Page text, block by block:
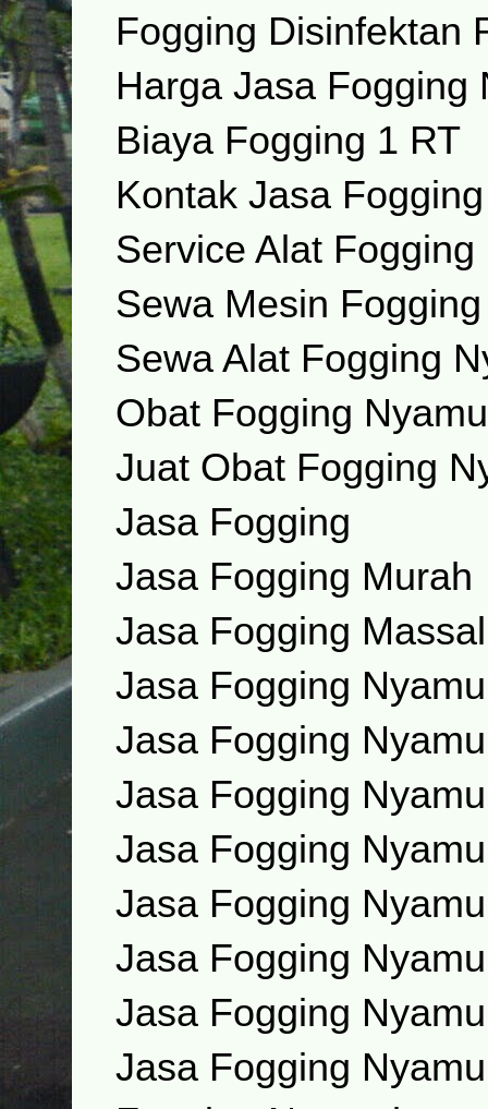
Fogging Disinfektan
Harga Jasa Fogging
Biaya Fogging 1 RT
Kontak Jasa
Service Alat Fogging
Sewa Mesin
Sewa Alat Fogging
Obat Fogging
Juat Obat Fogging
Jasa Fogging
Jasa Fogging Murah
Jasa Fogging
Jasa Fogging
Jasa Fogging
Jasa Fogging
Jasa Fogging
Jasa Fogging
Jasa Fogging
Jasa Fogging
Jasa Fogging